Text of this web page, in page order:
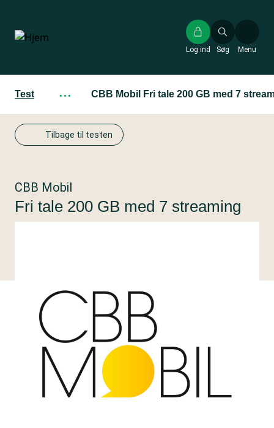
hovedindhold
Søg
Log ind Menu
Test ··· CBB Mobil Fri tale 200 GB med 7
Tilbage til testen
CBB Mobil
Fri tale 200 GB med 7 streaming